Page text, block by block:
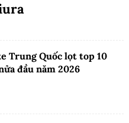
Trung Quốc lọt top 10
đầu năm 2026